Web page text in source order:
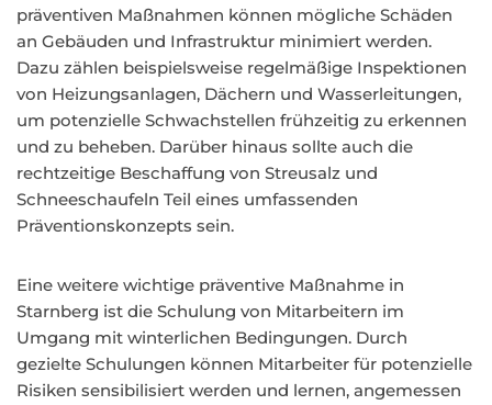
präventiven Maßnahmen können mögliche Schäden
an Gebäuden und Infrastruktur minimiert werden.
Dazu zählen beispielsweise regelmäßige Inspektionen
von Heizungsanlagen, Dächern und Wasserleitungen,
um potenzielle Schwachstellen frühzeitig zu erkennen
und zu beheben. Darüber hinaus sollte auch die
rechtzeitige Beschaffung von Streusalz und
Schneeschaufeln Teil eines umfassenden
Präventionskonzepts sein.
Eine weitere wichtige präventive Maßnahme in
Starnberg ist die Schulung von Mitarbeitern im
Umgang mit winterlichen Bedingungen. Durch
gezielte Schulungen können Mitarbeiter für potenzielle
Risiken sensibilisiert werden und lernen, angemessen